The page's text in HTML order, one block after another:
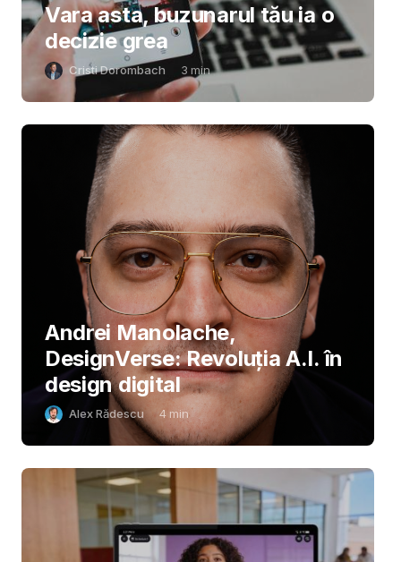
Vara asta, buzunarul tău ia o
decizie grea
Cristi Dorombach 3 min
Andrei Manolache,
DesignVerse: Revoluția A.I. în
design digital
Alex Rădescu 4 min